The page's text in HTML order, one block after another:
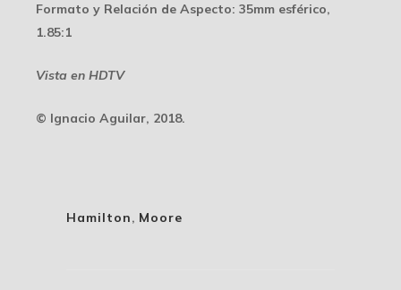
Formato y Relación de Aspecto: 35mm esférico,
1.85:1
Vista en HDTV
© Ignacio Aguilar, 2018.
Hamilton, Moore